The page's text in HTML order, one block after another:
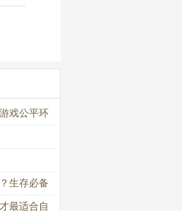
戏公平环
生存必备
最适合自